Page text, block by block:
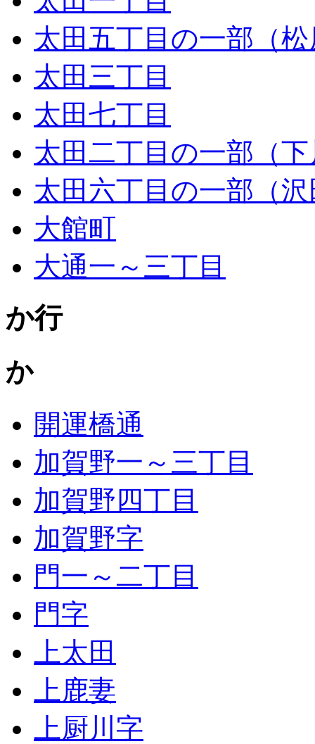
太田五丁目の一部（
太田三丁目
太田七丁目
太田二丁目の一部（
太田六丁目の一部（
大館町
大通一～三丁目
か行
か
開運橋通
加賀野一～三丁目
加賀野四丁目
加賀野字
門一～二丁目
門字
上太田
上鹿妻
上厨川字